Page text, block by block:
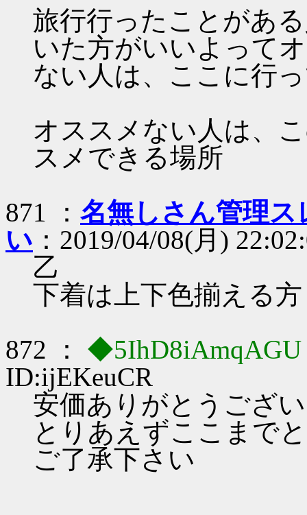
旅行行ったことがあ
いた方がいいよって
ない人は、ここに行
オススメない人は、
スメできる場所
871 ： 名無しさん管理ス
い ：2019/04/08(月)
乙
下着は上下色揃える
872 ：
ID:ijEKeuCR
安価ありがとうござ
とりあえずここまで
ご了承下さい